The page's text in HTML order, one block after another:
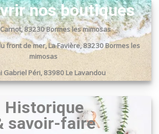
nos boutiques
83230 Bormes les mimosas
front de mer, La Favière, 83230 Bormes les
mimosas
Gabriel Péri, 83980 Le Lavandou
Historique
savoir-faire